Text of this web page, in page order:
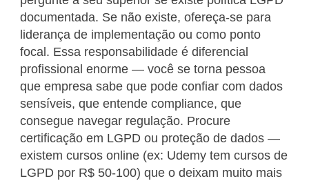
documentada. Se não existe, ofereça-se para
liderança de implementação ou como ponto
focal. Essa responsabilidade é diferencial
profissional enorme — você se torna pessoa
que empresa sabe que pode confiar com dados
sensíveis, que entende compliance, que
consegue navegar regulação. Procure
certificação em LGPD ou proteção de dados —
existem cursos online (ex: Udemy tem cursos de
LGPD por R$ 50-100) que o deixam muito mais